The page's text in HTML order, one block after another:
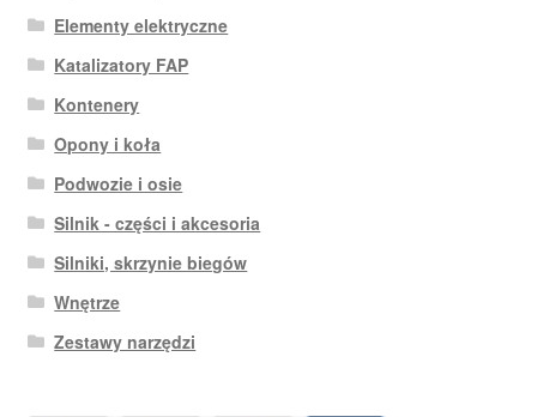
Elementy elektryczne
Katalizatory FAP
Kontenery
Opony i koła
Podwozie i osie
Silnik - części i akcesoria
Silniki, skrzynie biegów
Wnętrze
Zestawy narzędzi